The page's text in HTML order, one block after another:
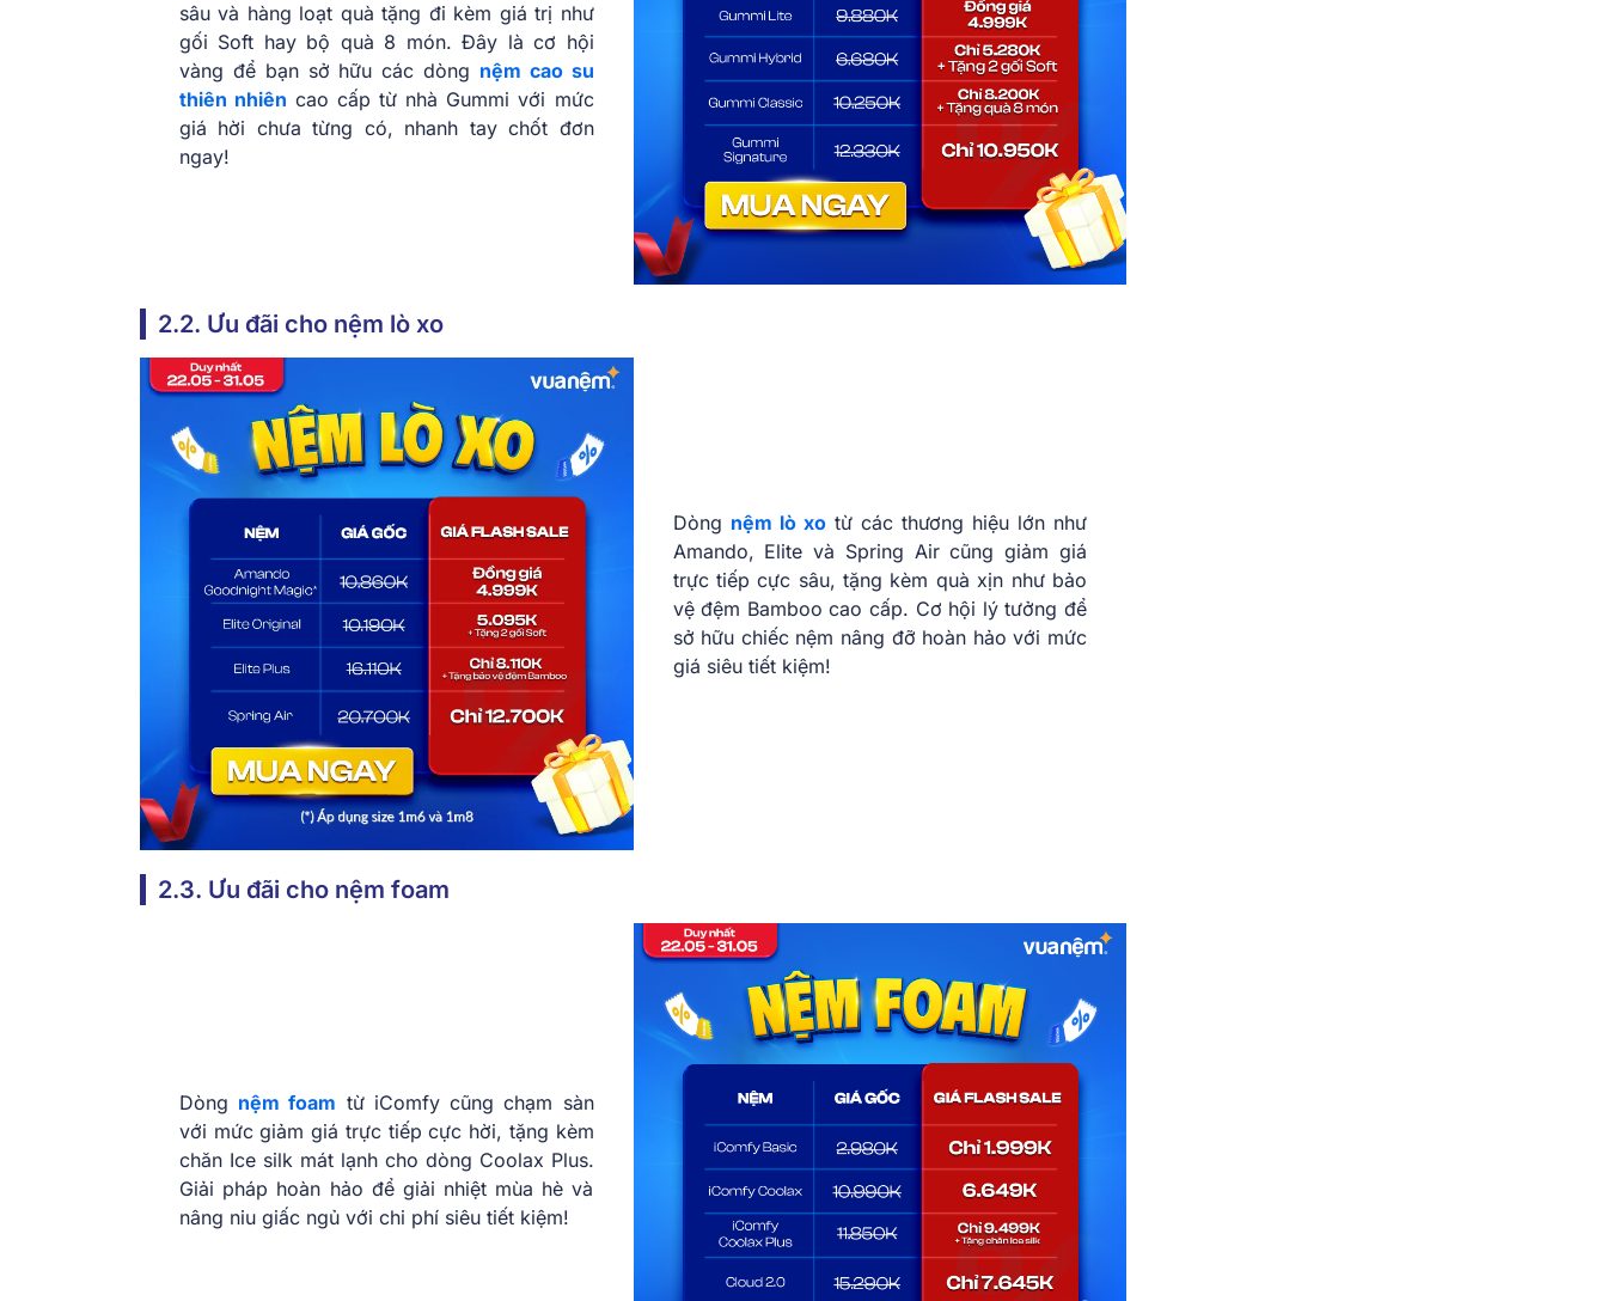
sâu và hàng loạt quà tặng đi kèm giá trị như
gối Soft hay bộ quà 8 món. Đây là cơ hội
vàng để bạn sở hữu các dòng nệm cao su
thiên nhiên cao cấp từ nhà Gummi với mức
giá hời chưa từng có, nhanh tay chốt đơn
ngay!
2.2. Ưu đãi cho nệm lò xo
Dòng nệm lò xotừ các thương hiệu lớn như
Amando, Elite và Spring Air cũng giảm giá
trực tiếp cực sâu, tặng kèm quà xịn như bảo
vệ đệm Bamboo cao cấp. Cơ hội lý tưởng để
sở hữu chiếc nệm nâng đỡ hoàn hảo với mức
giá siêu tiết kiệm!
2.3. Ưu đãi cho nệm foam
Dòng nệm foam từ iComfy cũng chạm sàn
với mức giảm giá trực tiếp cực hời, tặng kèm
chăn Ice silk mát lạnh cho dòng Coolax Plus.
Giải pháp hoàn hảo để giải nhiệt mùa hè và
nâng niu giấc ngủ với chi phí siêu tiết kiệm!